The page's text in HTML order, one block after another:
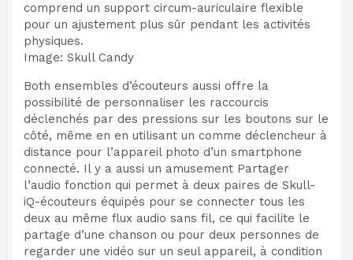
comprend un support circum-auriculaire flexible
pour un ajustement plus sûr pendant les activités
physiques.
Image: Skull Candy
Both ensembles d’écouteurs aussi offre la
possibilité de personnaliser les raccourcis
déclenchés par des pressions sur les boutons sur le
côté, même en en utilisant un comme déclencheur à
distance pour l’appareil photo d’un smartphone
connecté. Il y a aussi un amusement Partager
l’audio fonction qui permet à deux paires de Skull-
iQ-écouteurs équipés pour se connecter tous les
deux au même flux audio sans fil, ce qui facilite le
partage d’une chanson ou pour deux personnes de
regarder une vidéo sur un seul appareil, à condition